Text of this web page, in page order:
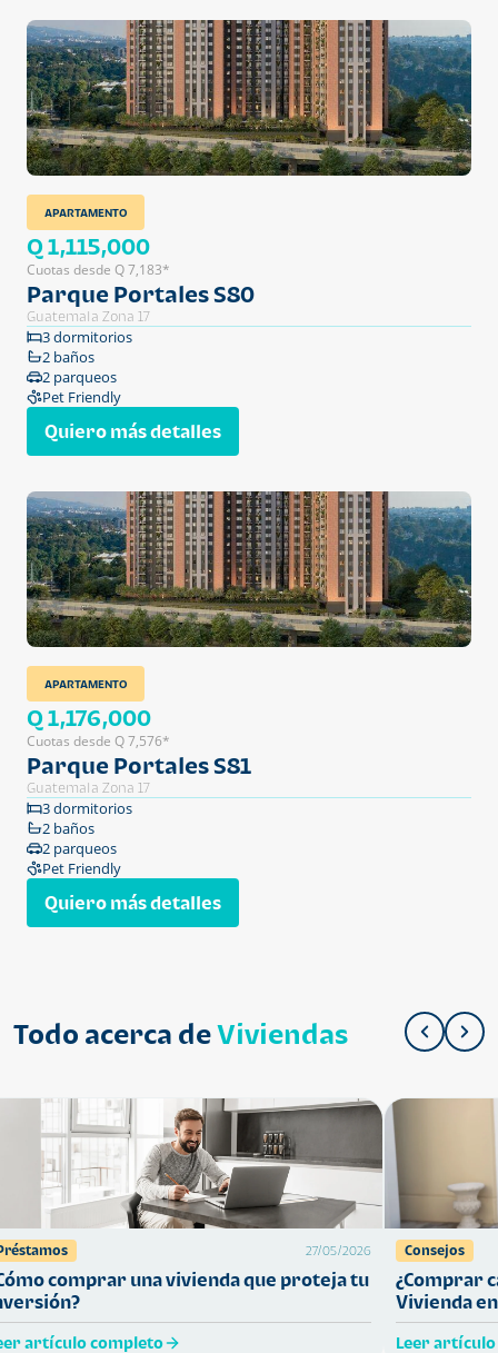
APARTAMENTO
Q 1,115,000
Cuotas desde Q 7,183*
Parque Portales S80
Guatemala Zona 17
3 dormitorios
2 baños
2 parqueos
Pet Friendly
Quiero más detalles
APARTAMENTO
Q 1,176,000
Cuotas desde Q 7,576*
Parque Portales S81
Guatemala Zona 17
3 dormitorios
2 baños
2 parqueos
Pet Friendly
Quiero más detalles
Todo acerca deViviendas
27/05/2026
comprar una vivienda que proteja tu
artículo completo
Consejos
¿Comprar
Vivienda
Leer